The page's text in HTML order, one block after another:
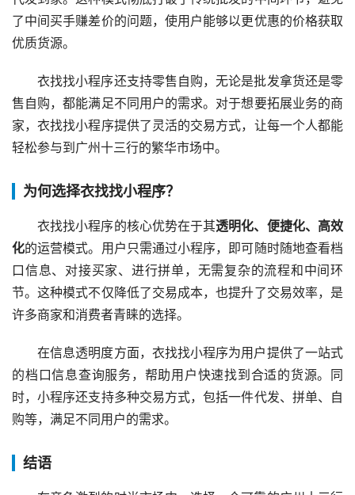
了中间买手赚差价的问题，使用户能够以更优惠的价格获取
优质货源。
衣找找小程序还支持零售自购，无论是批发拿货还是零
售自购，都能满足不同用户的需求。对于想要拓展业务的商
家，衣找找小程序提供了灵活的交易方式，让每一个人都能
轻松参与到广州十三行的繁华市场中。
为何选择衣找找小程序？
衣找找小程序的核心优势在于其透明化、便捷化、高效
化的运营模式。用户只需通过小程序，即可随时随地查看档
口信息、对接买家、进行拼单，无需复杂的流程和中间环
节。这种模式不仅降低了交易成本，也提升了交易效率，是
许多商家和消费者青睐的选择。
在信息透明度方面，衣找找小程序为用户提供了一站式
的档口信息查询服务，帮助用户快速找到合适的货源。同
时，小程序还支持多种交易方式，包括一件代发、拼单、自
购等，满足不同用户的需求。
结语